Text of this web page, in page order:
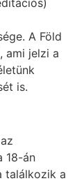
A Föld
ami jelzi a
is.
18-án
találkozik a